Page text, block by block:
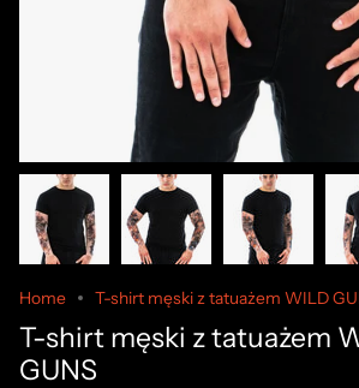
Home T-shirt męski z tatuażem WILD
T-shirt męski z tatuażem
GUNS